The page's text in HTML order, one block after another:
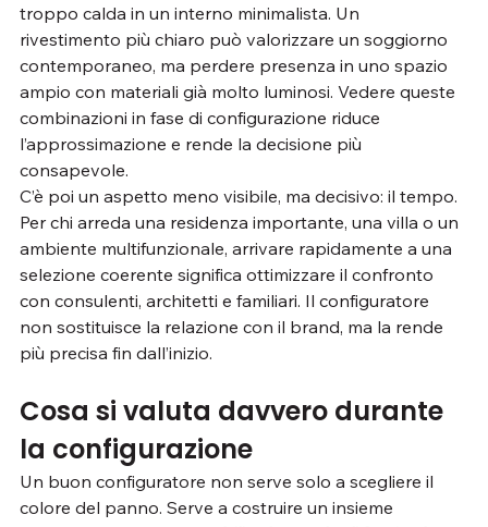
troppo calda in un interno minimalista. Un
rivestimento più chiaro può valorizzare un soggiorno
contemporaneo, ma perdere presenza in uno spazio
ampio con materiali già molto luminosi. Vedere queste
combinazioni in fase di configurazione riduce
l’approssimazione e rende la decisione più
consapevole.
C’è poi un aspetto meno visibile, ma decisivo: il tempo.
Per chi arreda una residenza importante, una villa o un
ambiente multifunzionale, arrivare rapidamente a una
selezione coerente significa ottimizzare il confronto
con consulenti, architetti e familiari. Il configuratore
non sostituisce la relazione con il brand, ma la rende
più precisa fin dall’inizio.
Cosa si valuta davvero durante
la configurazione
Un buon configuratore non serve solo a scegliere il
colore del panno. Serve a costruire un insieme